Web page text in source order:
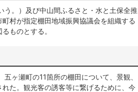
。）及び中山間ふるさと・水と土保全推
村が指定棚田地域振興協議会を組織する
ものとする。
ヶ瀬町の11箇所の棚田について、景観、
た。観光客の誘客等に繋げるために、今